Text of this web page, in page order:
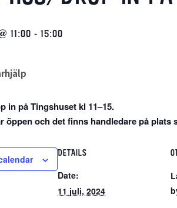
11:00 - 15:00
in på Tingshuset kl 11–15.
öppen och det finns handledare på
DETAILS
Date:
11 juli, 2024